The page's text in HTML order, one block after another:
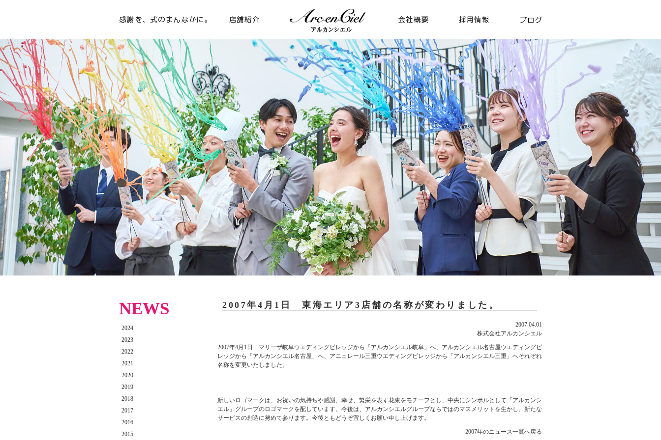
NEWS
2024
2023
2022
2021
2020
2019
2018
2017
2016
2015
2007年4月1日 東海エリア3店舗の名称が変わりました。
2007.04.01
株式会社アルカンシエル
2007年4月1日 マリーザ岐阜ウエディングビレッジから「アルカンシエル岐阜」へ、アルカンシエル名古屋ウエディングビ
レッジから「アルカンシエル名古屋」へ、アニュレール三重ウエディングビレッジから「アルカンシエル三重」へそれぞれ
名称を変更いたしました。
新しいロゴマークは、お祝いの気持ちや感謝、幸せ、繁栄を表す花束をモチーフとし、中央にシンボルとして「アルカンシ
エル」グループのロゴマークを配しています。今後は、アルカンシエルグループならではのマスメリットを生かし、新たな
サービスの創造に努めて参ります。今後ともどうぞ宜しくお願い申し上げます。
2007年のニュース一覧へ戻る